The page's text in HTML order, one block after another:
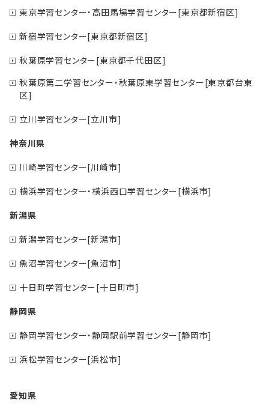
東京学習センター・高田馬場学習センター[東京都新宿区]
新宿学習センター[東京都新宿区]
秋葉原学習センター[東京都千代田区]
秋葉原第二学習センター・秋葉原東学習センター[東京都台東
区]
立川学習センター[立川市]
神奈川県
川崎学習センター[川崎市]
横浜学習センター・横浜西口学習センター[横浜市]
新潟県
新潟学習センター[新潟市]
魚沼学習センター[魚沼市]
十日町学習センター[十日町市]
静岡県
静岡学習センター・静岡駅前学習センター[静岡市]
浜松学習センター[浜松市]
愛知県